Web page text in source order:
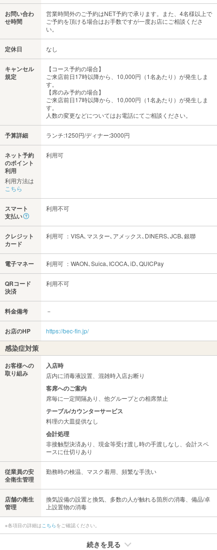
お問い合わ
せ時間
営業時間外のご予約はNET予約で承ります。また、4名様以上で
ご予約を頂ける場合はお手数ですが一度お店にご相談くださ
い。
定休日 なし
キャンセル
規定
【コース予約の場合】
ご来店前日17時以降から、10,000円（1名あたり）が発生しま
す。
【席のみ予約の場合】
ご来店前日17時以降から、10,000円（1名あたり）が発生しま
す。
人数の変更などについてはお電話にてご相談ください。
予算詳細 ランチ:1250円/ディナー:3000円
ネット予約
のポイント
利用
利用方法は
こちら
利用可
スマート
支払い
利用不可
クレジット
カード
利用可 ：VISA､マスター､アメックス､DINERS､JCB､銀聯
電子マネー 利用可 ：WAON､Suica､ICOCA､iD､QUICPay
QRコード
決済
利用不可
料金備考 －
お店のHP https://bec-fin.jp/
感染症対策
お客様への
取り組み
入店時
店内に消毒液設置、混雑時入店お断り
客席へのご案内
席毎に一定間隔あり、他グループとの相席禁止
テーブル/カウンターサービス
料理の大皿提供なし
会計処理
非接触型決済あり、現金等受け渡し時の手渡しなし、会計スペ
ースに仕切りあり
従業員の安
全衛生管理
勤務時の検温、マスク着用、頻繁な手洗い
店舗の衛生
管理
換気設備の設置と換気、多数の人が触れる箇所の消毒、備品/卓
上設置物の消毒
※各項目の詳細は こちらをご確認ください。
続きを見る